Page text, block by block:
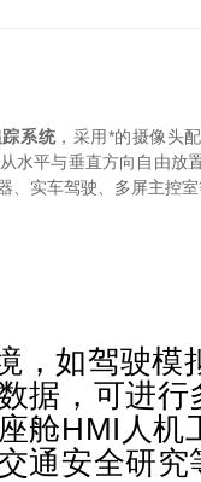
系统，采用*的摄像头
水平与垂直方向自由放
、实车驾驶、多屏主控
，如驾驶模
据，可进
舱HMI人机
通安全研究